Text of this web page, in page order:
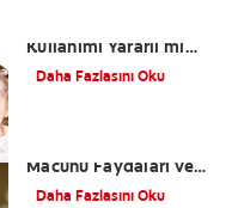
Kullanımı Yararlı mı
Zararlı mı?
Daha Fazlasını Oku
Macunu Faydaları ve
Zaralarları
Daha Fazlasını Oku